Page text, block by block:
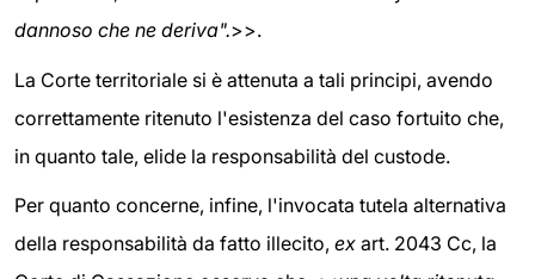
dannoso che ne deriva".>>.
La Corte territoriale si è attenuta a tali principi, avendo
correttamente ritenuto l'esistenza del caso fortuito che,
in quanto tale, elide la responsabilità del custode.
Per quanto concerne, infine, l'invocata tutela alternativa
della responsabilità da fatto illecito, ex art. 2043 Cc, la